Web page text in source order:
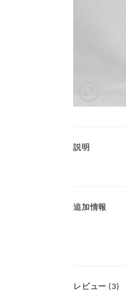
説明
追加情報
レビュー (3)